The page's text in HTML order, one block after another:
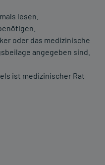
lesen.
oder das medizinische
angegeben sind.
ist medizinischer Rat